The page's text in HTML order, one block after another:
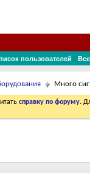
пользователей
Много
справку по форуму.